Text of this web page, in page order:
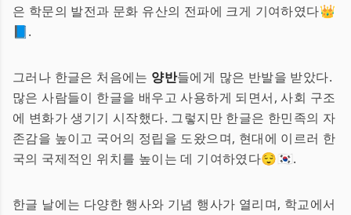
은 학문의 발전과 문화 유산의 전파에 크게 기여하였다👑
📘.
그러나 한글은 처음에는 양반들에게 많은 반발을 받았다.
많은 사람들이 한글을 배우고 사용하게 되면서, 사회 구조
에 변화가 생기기 시작했다. 그렇지만 한글은 한민족의 자
존감을 높이고 국어의 정립을 도왔으며, 현대에 이르러 한
국의 국제적인 위치를 높이는 데 기여하였다😌🇰🇷.
한글 날에는 다양한 행사와 기념 행사가 열리며, 학교에서